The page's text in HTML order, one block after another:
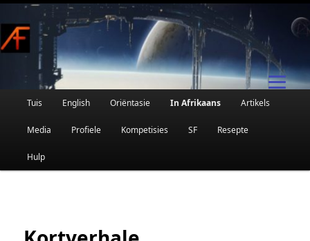
Skip
to
primary
content
Afrikaanse Wetenskapfiksie en Fantasie
Main
Tuis English Oriëntasie In Afrikaans Artikels
Media Profiele Kompetisies SF Resepte
Hulp